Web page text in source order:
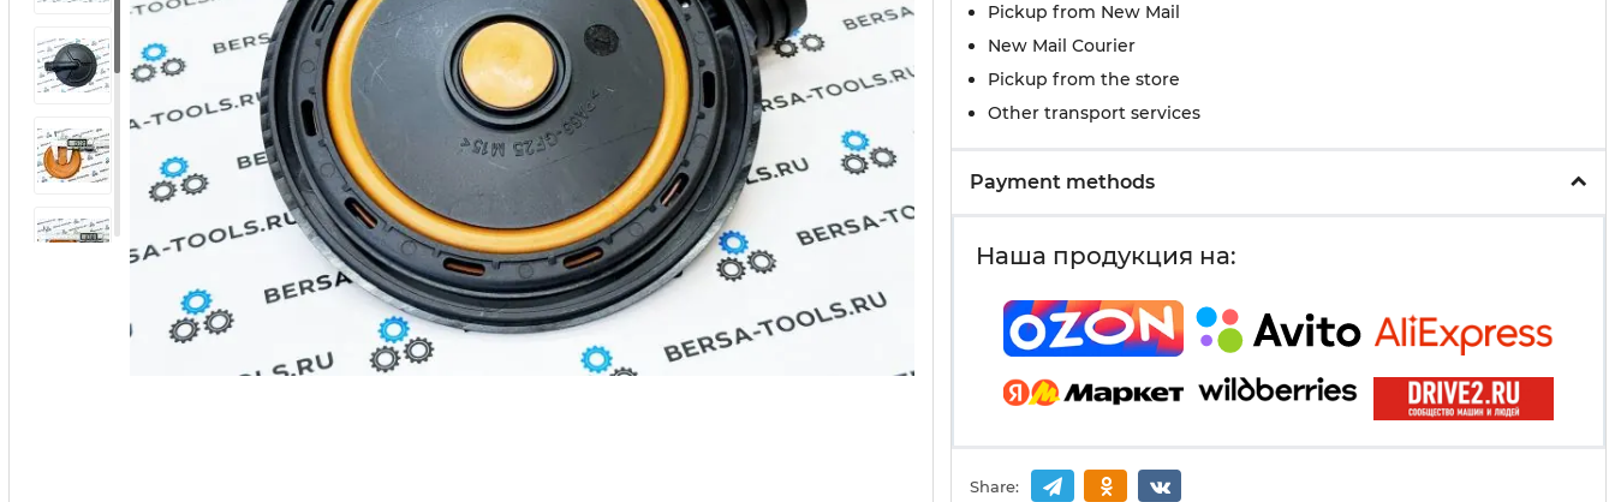
Pickup from New Mail
New Mail Courier
Pickup from the store
Other transport services
Payment methods
Наша продукция на:
Share: